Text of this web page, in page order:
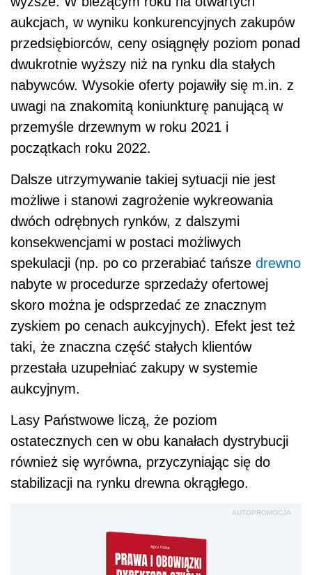
aukcjach, w wyniku konkurencyjnych zakupów
przedsiębiorców, ceny osiągnęły poziom ponad
dwukrotnie wyższy niż na rynku dla stałych
nabywców. Wysokie oferty pojawiły się m.in. z
uwagi na znakomitą koniunkturę panującą w
przemyśle drzewnym w roku 2021 i
początkach roku 2022.
Dalsze utrzymywanie takiej sytuacji nie jest
możliwe i stanowi zagrożenie wykreowania
dwóch odrębnych rynków, z dalszymi
konsekwencjami w postaci możliwych
spekulacji (np. po co przerabiać tańsze drewno
nabyte w procedurze sprzedaży ofertowej
skoro można je odsprzedać ze znacznym
zyskiem po cenach aukcyjnych). Efekt jest też
taki, że znaczna część stałych klientów
przestała uzupełniać zakupy w systemie
aukcyjnym.
Lasy Państwowe liczą, że poziom
ostatecznych cen w obu kanałach dystrybucji
również się wyrówna, przyczyniając się do
stabilizacji na rynku drewna okrągłego.
AUTOPROMOCJA